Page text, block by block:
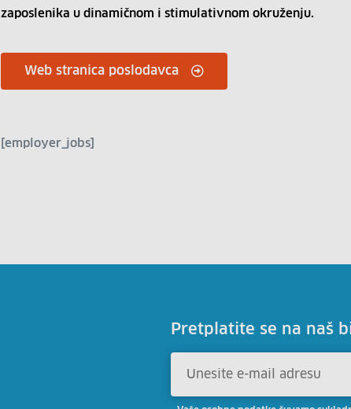
zaposlenika u dinamičnom i stimulativnom okruženju.
Web stranica poslodavca
[employer_jobs]
Pretplatite se na naš